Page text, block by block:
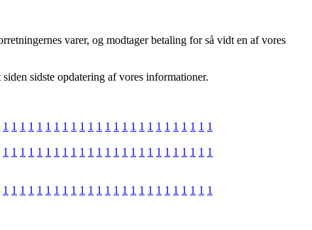
varer, og modtager betaling for så vidt en af vores
sidste opdatering af vores informationer.
1 1 1 1 1 1 1 1 1 1 1 1 1 1 1 1 1 1 1 1 1 1 1 1 1
1 1 1 1 1 1 1 1 1 1 1 1 1 1 1 1 1 1 1 1 1 1 1 1 1
1 1 1 1 1 1 1 1 1 1 1 1 1 1 1 1 1 1 1 1 1 1 1 1 1